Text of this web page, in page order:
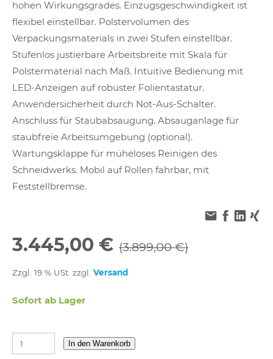
hohen Wirkungsgrades. Einzugsgeschwindigkeit ist
flexibel einstellbar. Polstervolumen des
Verpackungsmaterials in zwei Stufen einstellbar.
Stufenlos justierbare Arbeitsbreite mit Skala für
Polstermaterial nach Maß. Intuitive Bedienung mit
LED-Anzeigen auf robuster Folientastatur.
Anwendersicherheit durch Not-Aus-Schalter.
Anschluss für Staubabsaugung. Absauganlage für
staubfreie Arbeitsumgebung (optional).
Wartungsklappe für müheloses Reinigen des
Schneidwerks. Mobil auf Rollen fahrbar, mit
Feststellbremse.
3.445,00 € (3.899,00 €)
Zzgl. 19 % USt. zzgl. Versand
Sofort ab Lager
In den Warenkorb